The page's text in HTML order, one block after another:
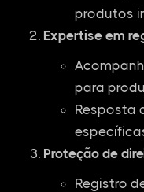
produtos
Expertise em
para
Resposta
Proteção de
Registro